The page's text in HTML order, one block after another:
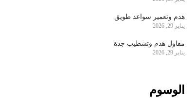
هدم وتعمير سواعد طويق
يناير 29, 2026
مقاول هدم وتشطيب جدة
يناير 29, 2026
الوسوم